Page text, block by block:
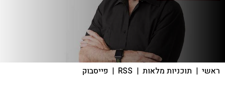
ראשי | תוכניות מלאות |
RSS
| פייסבוק